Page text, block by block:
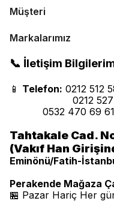
Müşteri
Markalarımız
📞 İletişim
📱 Telefon: 0212 512
0212
0532 470 69 61
Tahtakale Cad.
(Vakıf Han
Eminönü/Fatih-
Perakende Mağaza
🏪 Pazar Hariç Her